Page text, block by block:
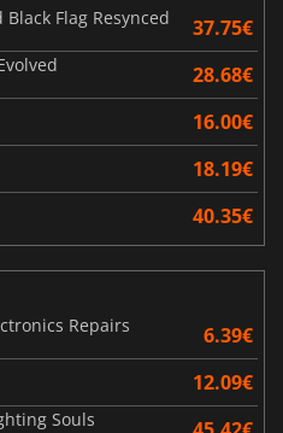
Flag Resynced
37.75€
28.68€
16.00€
18.19€
40.35€
Repairs
6.39€
12.09€
Souls